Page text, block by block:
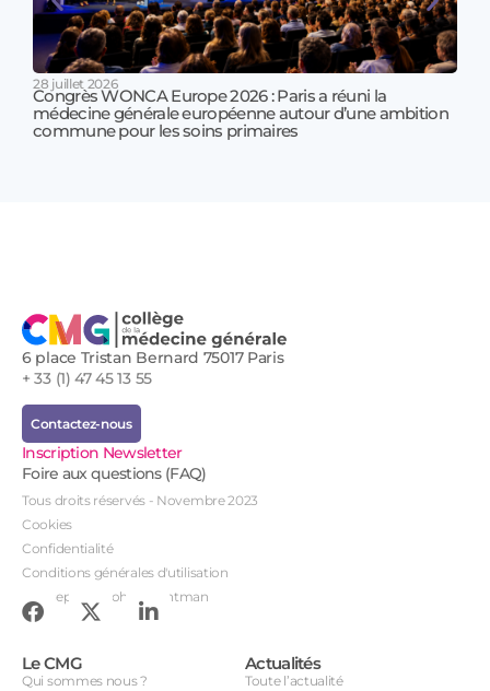
28 juillet 2026
Congrès WONCA Europe 2026 : Paris a réuni la
médecine générale européenne autour d’une ambition
commune pour les soins primaires
6 place Tristan Bernard 75017 Paris
+ 33 (1) 47 45 13 55
Contactez-nous
Inscription Newsletter
Foire aux questions (FAQ)
Tous droits réservés - Novembre 2023
Cookies
Confidentialité
Conditions générales d'utilisation
Conception : John Brightman
Le CMG
Qui sommes nous ?
Actualités
Toute l’actualité